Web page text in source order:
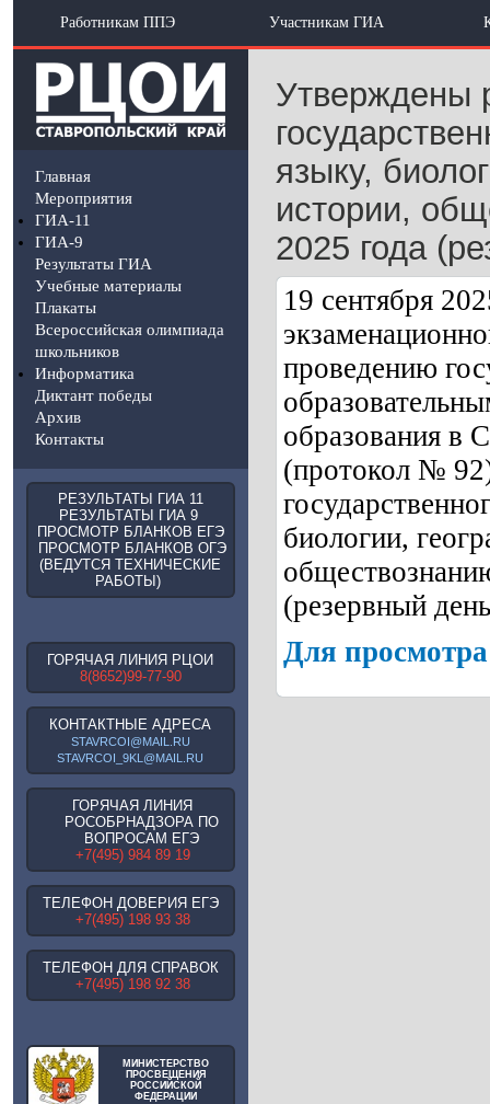
Работникам ППЭ Участникам ГИА
Главная
Мероприятия
ГИА-11
ГИА-9
Результаты ГИА
Учебные материалы
Плакаты
Всероссийская олимпиада
школьников
Информатика
Диктант победы
Архив
Контакты
РЕЗУЛЬТАТЫ ГИА 11
РЕЗУЛЬТАТЫ ГИА 9
ПРОСМОТР БЛАНКОВ ЕГЭ
ПРОСМОТР БЛАНКОВ ОГЭ
(ВЕДУТСЯ ТЕХНИЧЕСКИЕ
РАБОТЫ)
ГОРЯЧАЯ ЛИНИЯ РЦОИ
8(8652)99-77-90
КОНТАКТНЫЕ АДРЕСА
STAVRCOI@MAIL.RU
STAVRCOI_9KL@MAIL.RU
ГОРЯЧАЯ ЛИНИЯ
РОСОБРНАДЗОРА ПО
ВОПРОСАМ ЕГЭ
+7(495) 984 89 19
ТЕЛЕФОН ДОВЕРИЯ ЕГЭ
+7(495) 198 93 38
ТЕЛЕФОН ДЛЯ СПРАВОК
+7(495) 198 92 38
МИНИСТЕРСТВО
ПРОСВЕЩЕНИЯ
РОССИЙСКОЙ
ФЕДЕРАЦИИ
Утверждены
языку,
истории,
2025 года
19 сентября
проведению
образования в
(протокол №
биологии,
(резервный
Для просмотра